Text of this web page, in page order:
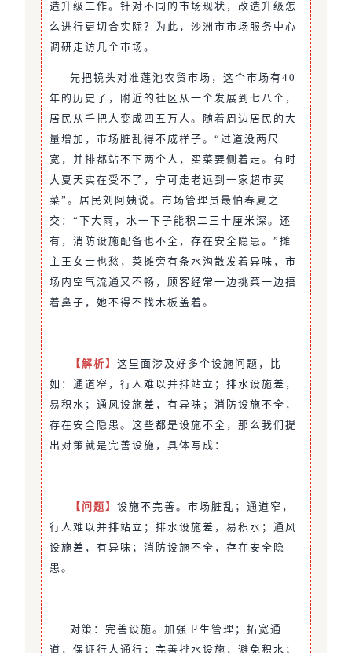
造升级工作。针对不同的市场现状，改造升级怎
么进行更切合实际？为此，沙洲市市场服务中心
调研走访几个市场。
先把镜头对准莲池农贸市场，这个市场有40
年的历史了，附近的社区从一个发展到七八个，
居民从千把人变成四五万人。随着周边居民的大
量增加，市场脏乱得不成样子。“过道没两尺
宽，并排都站不下两个人，买菜要侧着走。有时
大夏天实在受不了，宁可走老远到一家超市买
菜”。居民刘阿姨说。市场管理员最怕春夏之
交：“下大雨，水一下子能积二三十厘米深。还
有，消防设施配备也不全，存在安全隐患。”摊
主王女士也愁，菜摊旁有条水沟散发着异味，市
场内空气流通又不畅，顾客经常一边挑菜一边捂
着鼻子，她不得不找木板盖着。
【解析】 这里面涉及好多个设施问题，比
如：通道窄，行人难以并排站立；排水设施差，
易积水；通风设施差，有异味；消防设施不全，
存在安全隐患。这些都是设施不全，那么我们提
出对策就是完善设施，具体写成：
【问题】 设施不完善。市场脏乱；通道窄，
行人难以并排站立；排水设施差，易积水；通风
设施差，有异味；消防设施不全，存在安全隐
患。
对策：完善设施。加强卫生管理；拓宽通
道，保证行人通行；完善排水设施，避免积水；